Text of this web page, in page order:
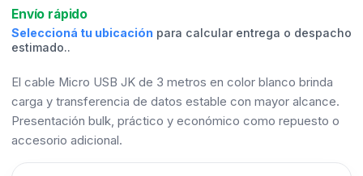
Envío rápido
Seleccioná tu ubicación para calcular entrega o despacho
estimado..
El cable Micro USB JK de 3 metros en color blanco brinda
carga y transferencia de datos estable con mayor alcance.
Presentación bulk, práctico y económico como repuesto o
accesorio adicional.